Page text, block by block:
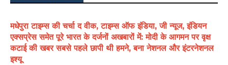
मधेपुरा टाइम्स की चर्चा द वीक, टाइम्स ऑफ इंडिया, जी न्यूज, इंडियन
एक्सप्रेस समेत पूरे भारत के दर्जनों अखबारों में: मोदी के आगमन पर वृक्ष
कटाई की खबर सबसे पहले छापी थी हमने, बना नेशनल और इंटरनेशनल
इश्यू